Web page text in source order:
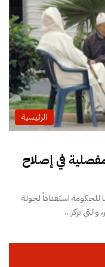
الرئيسية
مفصلية في إصلاح
للحكومة استعداداً لجولة
والتي تركز…